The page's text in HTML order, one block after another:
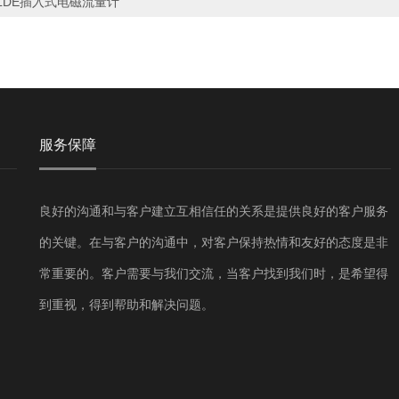
服务保障
良好的沟通和与客户建立互相信任的关系是提供良好的客户服务
的关键。在与客户的沟通中，对客户保持热情和友好的态度是非
常重要的。客户需要与我们交流，当客户找到我们时，是希望得
到重视，得到帮助和解决问题。